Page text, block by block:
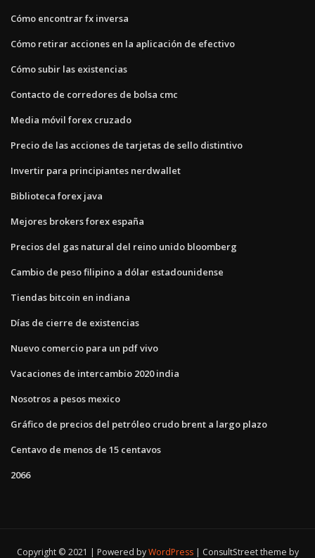
Cómo encontrar fx inversa
Cómo retirar acciones en la aplicación de efectivo
Cómo subir las existencias
Contacto de corredores de bolsa cmc
Media móvil forex cruzado
Precio de las acciones de tarjetas de sello distintivo
Invertir para principiantes nerdwallet
Biblioteca forex java
Mejores brokers forex españa
Precios del gas natural del reino unido bloomberg
Cambio de peso filipino a dólar estadounidense
Tiendas bitcoin en indiana
Días de cierre de existencias
Nuevo comercio para un pdf vivo
Vacaciones de intercambio 2020 india
Nosotros a pesos mexico
Gráfico de precios del petróleo crudo brent a largo plazo
Centavo de menos de 15 centavos
2066
Copyright © 2021 | Powered byWordPress ConsultStreet theme by